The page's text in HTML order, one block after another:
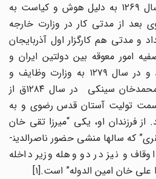
است. در دوره ناصری در سال ۱۲۶۹ به دلیل هوش و کیاست به
از مدتی کار در وزارت خارجه
و مدتی هم کارگزار اول آذربایجان
برای تصفیه امور معوقه بین دولتین ایران و
عثمانی به بغداد مامور شد و در سال ۱۲۷۹ به وزارت وظایف و
اوقاف منصوب شد. میرزا محمدخان سینکی در سال ۱۲۸۴ق از
تولیت آستان قدس رضوی و به
فرزندان او، یکی “میرزا تقی ­خان
مجدالملک” متخلص به “عبقری” که سال­ها منشی ­حضور ناصرالدین­
و نیز در دو وهله وزیر داخله
خان امین ­الدوله” است.[۱]